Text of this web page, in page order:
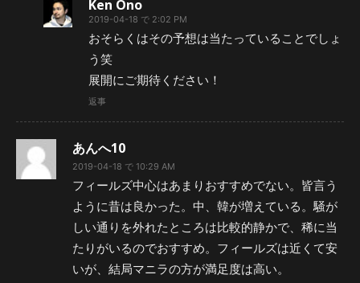
Ken Ono
2019-04-18 で 2:02 PM
おそらくはその予想は当たっていることでしょ
う笑
展開にご期待ください！
返事
あんへ10
2019-04-18 で 10:29 AM
フィールズ中心はあまりおすすめでない。皆言う
ように昔は良かった。中、韓が増えている。騒が
しい通りを外れたところは比較的静かで、稀に当
たりがいるのでおすすめ。フィールズは近くて安
いが、結局マニラの方が満足度は高い。